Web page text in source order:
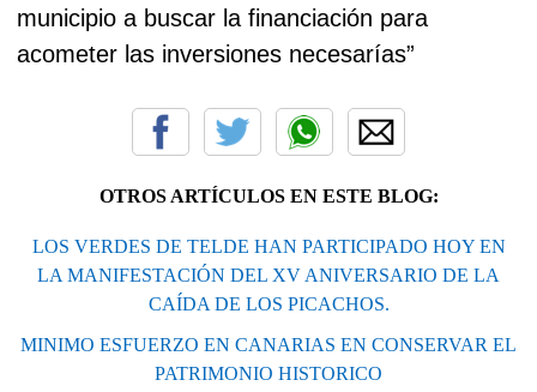
municipio a buscar la financiación para
acometer las inversiones necesarías”
OTROS ARTÍCULOS EN ESTE BLOG:
LOS VERDES DE TELDE HAN PARTICIPADO HOY EN
LA MANIFESTACIÓN DEL XV ANIVERSARIO DE LA
CAÍDA DE LOS PICACHOS.
MINIMO ESFUERZO EN CANARIAS EN CONSERVAR EL
PATRIMONIO HISTORICO